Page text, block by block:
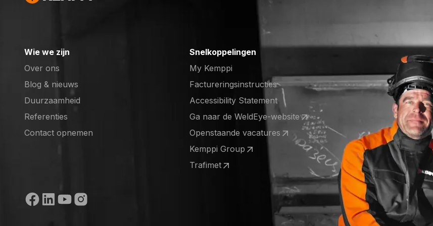
Wie we zijn
Over ons
Blog & nieuws
Duurzaamheid
Referenties
Contact opnemen
Snelkoppelingen
My Kemppi
Factureringsinstructies
Accessibility Statement
Ga naar de WeldEye-website
(opens in a new tab)
Openstaande vacatures
(opens in a new tab)
Kemppi Group
(opens in a new tab)
Trafimet
Sociale media